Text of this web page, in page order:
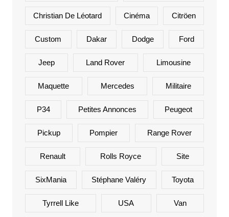
Christian De Léotard Cinéma Citröen
Custom Dakar Dodge Ford
Jeep Land Rover Limousine
Maquette Mercedes Militaire
P34 Petites Annonces Peugeot
Pickup Pompier Range Rover
Renault Rolls Royce Site
SixMania Stéphane Valéry Toyota
Tyrrell Like USA Van